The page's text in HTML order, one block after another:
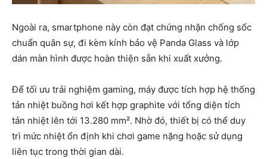
Ngoài ra, smartphone này còn đạt chứng nhận chống sốc
chuẩn quân sự, đi kèm kính bảo vệ Panda Glass và lớp
dán màn hình được hoàn thiện sẵn khi xuất xưởng.
Để tối ưu trải nghiệm gaming, máy được tích hợp hệ thống
tản nhiệt buồng hơi kết hợp graphite với tổng diện tích
tản nhiệt lên tới 13.280 mm². Nhờ đó, thiết bị có thể duy
trì mức nhiệt ổn định khi chơi game nặng hoặc sử dụng
liên tục trong thời gian dài.